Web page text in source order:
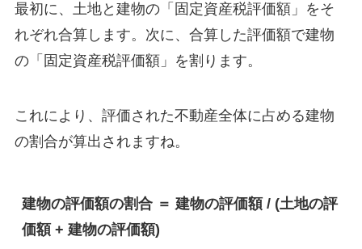
最初に、土地と建物の「固定資産税評価額」をそ
れぞれ合算します。次に、合算した評価額で建物
の「固定資産税評価額」を割ります。
これにより、評価された不動産全体に占める建物
の割合が算出されますね。
建物の評価額の割合 ＝ 建物の評価額 / (土地の評
価額 + 建物の評価額)